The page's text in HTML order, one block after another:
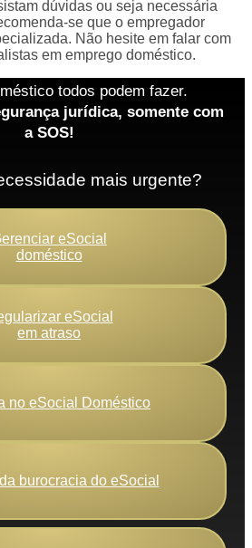
dúvidas ou seja necessária
se que o empregador
Não hesite em falar com
em emprego doméstico.
todos podem fazer.
jurídica, somente com
a SOS!
mais urgente?
eSocial
doméstico
eSocial
em atraso
no eSocial Doméstico
burocracia do eSocial